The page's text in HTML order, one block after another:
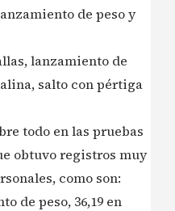
de peso y
lanzamiento de
salto con pértiga
todo en las pruebas
obtuvo registros muy
como son:
de peso, 36,19 en